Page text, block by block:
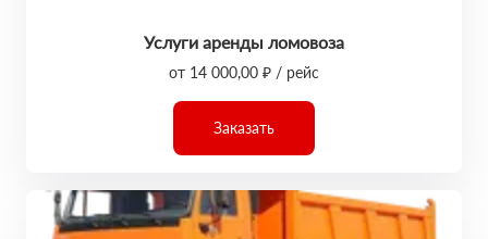
Услуги аренды ломовоза
от 14 000,00 ₽ / рейс
Заказать